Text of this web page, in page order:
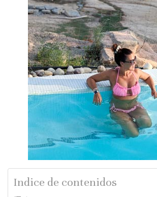
Indice de contenidos